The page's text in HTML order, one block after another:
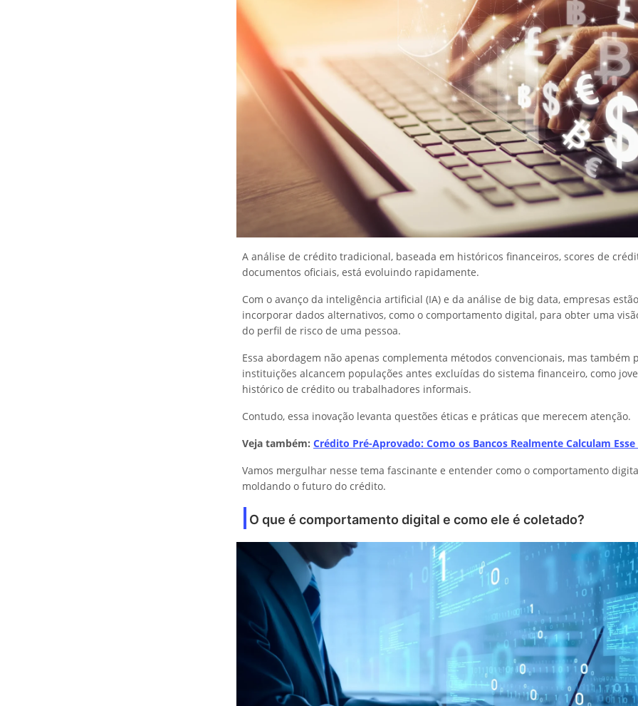
A análise de crédito tradicional, baseada em históricos financeiros, scores de
documentos oficiais, está evoluindo rapidamente.
Com o avanço da inteligência artificial (IA) e da análise de big data, empresas
incorporar dados alternativos, como o comportamento digital, para obter uma
do perfil de risco de uma pessoa.
Essa abordagem não apenas complementa métodos convencionais, mas também
instituições alcancem populações antes excluídas do sistema financeiro, como
histórico de crédito ou trabalhadores informais.
Contudo, essa inovação levanta questões éticas e práticas que merecem atenção.
Veja também: Crédito Pré-Aprovado: Como os Bancos Realmente Calculam Esse
Vamos mergulhar nesse tema fascinante e entender como o comportamento
moldando o futuro do crédito.
O que é comportamento digital e como ele é coletado?